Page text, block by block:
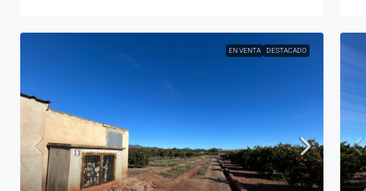
EN VENTA DESTACADO